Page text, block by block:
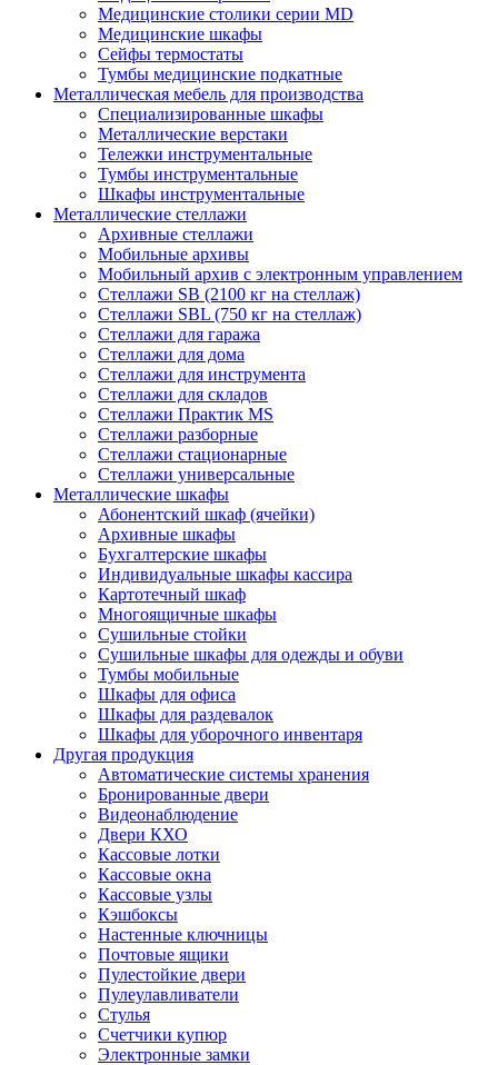
Медицинские столики серии MD
Медицинские шкафы
Сейфы термостаты
Тумбы медицинские подкатные
Металлическая мебель для производства
Cпециализированные шкафы
Металлические верстаки
Тележки инструментальные
Тумбы инструментальные
Шкафы инструментальные
Металлические стеллажи
Архивные стеллажи
Мобильные архивы
Мобильный архив с электронным управлением
Стеллажи SB (2100 кг на стеллаж)
Стеллажи SBL (750 кг на стеллаж)
Стеллажи для гаража
Стеллажи для дома
Стеллажи для инструмента
Стеллажи для складов
Стеллажи Практик MS
Стеллажи разборные
Стеллажи стационарные
Стеллажи универсальные
Металлические шкафы
Абонентский шкаф (ячейки)
Архивные шкафы
Бухгалтерские шкафы
Индивидуальные шкафы кассира
Картотечный шкаф
Многоящичные шкафы
Сушильные стойки
Сушильные шкафы для одежды и обуви
Тумбы мобильные
Шкафы для офиса
Шкафы для раздевалок
Шкафы для уборочного инвентаря
Другая продукция
Автоматические системы хранения
Бронированные двери
Видеонаблюдение
Двери КХО
Кассовые лотки
Кассовые окна
Кассовые узлы
Кэшбоксы
Настенные ключницы
Почтовые ящики
Пулестойкие двери
Пулеулавливатели
Стулья
Счетчики купюр
Электронные замки